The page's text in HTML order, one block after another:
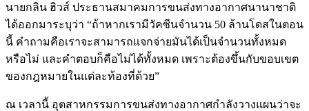
นายกลิน ฮิวส์ ประธานสมาคมการขนส่งทางอากาศนานาชาติ
ได้ออกมาระบุว่า “ถ้าหากเรามีวัคซีนจำนวน 50 ล้านโดสในตอน
นี้ คำถามคือเราจะสามารถแจกจ่ายมันได้เป็นจำนวนทั้งหมด
หรือไม่ และคำตอบก็คือไม่ได้ทั้งหมด เพราะต้องขึ้นกับขอบเขต
ของกฎหมายในแต่ละท้องที่ด้วย”
ณ เวลานี้ อุตสาหกรรมการขนส่งทางอากาศกำลังวางแผนว่าจะ